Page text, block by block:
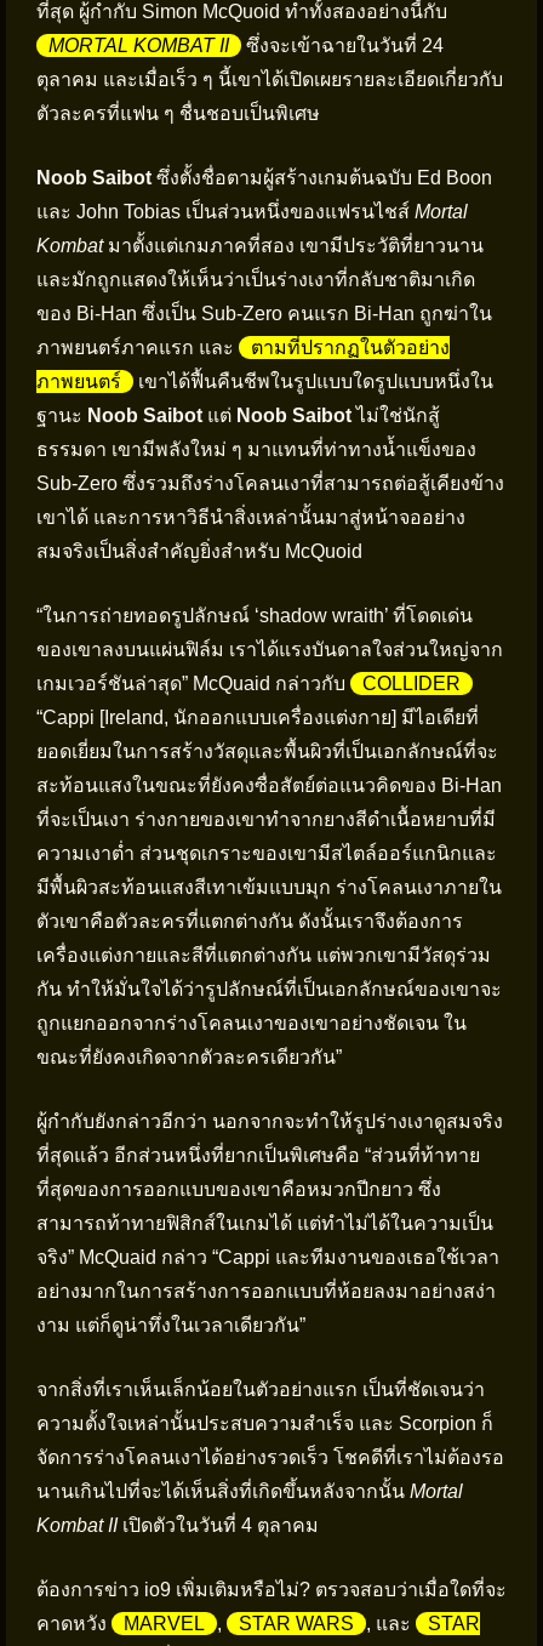
ที่สุด ผู้กำกับ Simon McQuoid ทำทั้งสองอย่างนี้กับ
MORTAL KOMBAT II
ซึ่งจะเข้าฉายในวันที่ 24
ตุลาคม และเมื่อเร็ว ๆ นี้เขาได้เปิดเผยรายละเอียดเกี่ยวกับ
ตัวละครที่แฟน ๆ ชื่นชอบเป็นพิเศษ
Noob Saibot ซึ่งตั้งชื่อตามผู้สร้างเกมต้นฉบับ Ed Boon
และ John Tobias เป็นส่วนหนึ่งของแฟรนไชส์ Mortal
Kombatมาตั้งแต่เกมภาคที่สอง เขามีประวัติที่ยาวนาน
และมักถูกแสดงให้เห็นว่าเป็นร่างเงาที่กลับชาติมาเกิด
ของ Bi-Han ซึ่งเป็น Sub-Zero คนแรก Bi-Han ถูกฆ่าใน
ภาพยนตร์ภาคแรก และ
ตามที่ปรากฏในตัวอย่าง
ภาพยนตร์
เขาได้ฟื้นคืนชีพในรูปแบบใดรูปแบบหนึ่งใน
ฐานะ Noob Saibot แต่ Noob Saibotไม่ใช่นักสู้
ธรรมดา เขามีพลังใหม่ ๆ มาแทนที่ท่าทางน้ำแข็งของ
Sub-Zero ซึ่งรวมถึงร่างโคลนเงาที่สามารถต่อสู้เคียงข้าง
เขาได้ และการหาวิธีนำสิ่งเหล่านั้นมาสู่หน้าจออย่าง
สมจริงเป็นสิ่งสำคัญยิ่งสำหรับ McQuoid
“ในการถ่ายทอดรูปลักษณ์ ‘shadow wraith’ ที่โดดเด่น
ของเขาลงบนแผ่นฟิล์ม เราได้แรงบันดาลใจส่วนใหญ่จาก
เกมเวอร์ชันล่าสุด” McQuaid กล่าวกับ
COLLIDER
“Cappi [Ireland, นักออกแบบเครื่องแต่งกาย] มีไอเดียที่
ยอดเยี่ยมในการสร้างวัสดุและพื้นผิวที่เป็นเอกลักษณ์ที่จะ
สะท้อนแสงในขณะที่ยังคงซื่อสัตย์ต่อแนวคิดของ Bi-Han
ที่จะเป็นเงา ร่างกายของเขาทำจากยางสีดำเนื้อหยาบที่มี
ความเงาต่ำ ส่วนชุดเกราะของเขามีสไตล์ออร์แกนิกและ
มีพื้นผิวสะท้อนแสงสีเทาเข้มแบบมุก ร่างโคลนเงาภายใน
ตัวเขาคือตัวละครที่แตกต่างกัน ดังนั้นเราจึงต้องการ
เครื่องแต่งกายและสีที่แตกต่างกัน แต่พวกเขามีวัสดุร่วม
กัน ทำให้มั่นใจได้ว่ารูปลักษณ์ที่เป็นเอกลักษณ์ของเขาจะ
ถูกแยกออกจากร่างโคลนเงาของเขาอย่างชัดเจน ใน
ขณะที่ยังคงเกิดจากตัวละครเดียวกัน”
ผู้กำกับยังกล่าวอีกว่า นอกจากจะทำให้รูปร่างเงาดูสมจริง
ที่สุดแล้ว อีกส่วนหนึ่งที่ยากเป็นพิเศษคือ “ส่วนที่ท้าทาย
ที่สุดของการออกแบบของเขาคือหมวกปีกยาว ซึ่ง
สามารถท้าทายฟิสิกส์ในเกมได้ แต่ทำไม่ได้ในความเป็น
จริง” McQuaid กล่าว “Cappi และทีมงานของเธอใช้เวลา
อย่างมากในการสร้างการออกแบบที่ห้อยลงมาอย่างสง่า
งาม แต่ก็ดูน่าทึ่งในเวลาเดียวกัน”
จากสิ่งที่เราเห็นเล็กน้อยในตัวอย่างแรก เป็นที่ชัดเจนว่า
ความตั้งใจเหล่านั้นประสบความสำเร็จ และ Scorpion ก็
จัดการร่างโคลนเงาได้อย่างรวดเร็ว โชคดีที่เราไม่ต้องรอ
นานเกินไปที่จะได้เห็นสิ่งที่เกิดขึ้นหลังจากนั้น Mortal
Kombat IIเปิดตัวในวันที่ 4 ตุลาคม
ต้องการข่าว io9 เพิ่มเติมหรือไม่? ตรวจสอบว่าเมื่อใดที่จะ
คาดหวัง
MARVEL , STAR WARS , และ STAR